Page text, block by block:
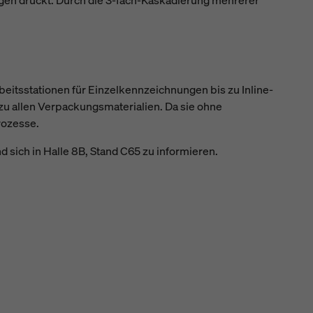
für Einzelkennzeichnungen bis zu Inline-
allen Verpackungsmaterialien. Da sie ohne
sich in Halle 8B, Stand C65 zu informieren.